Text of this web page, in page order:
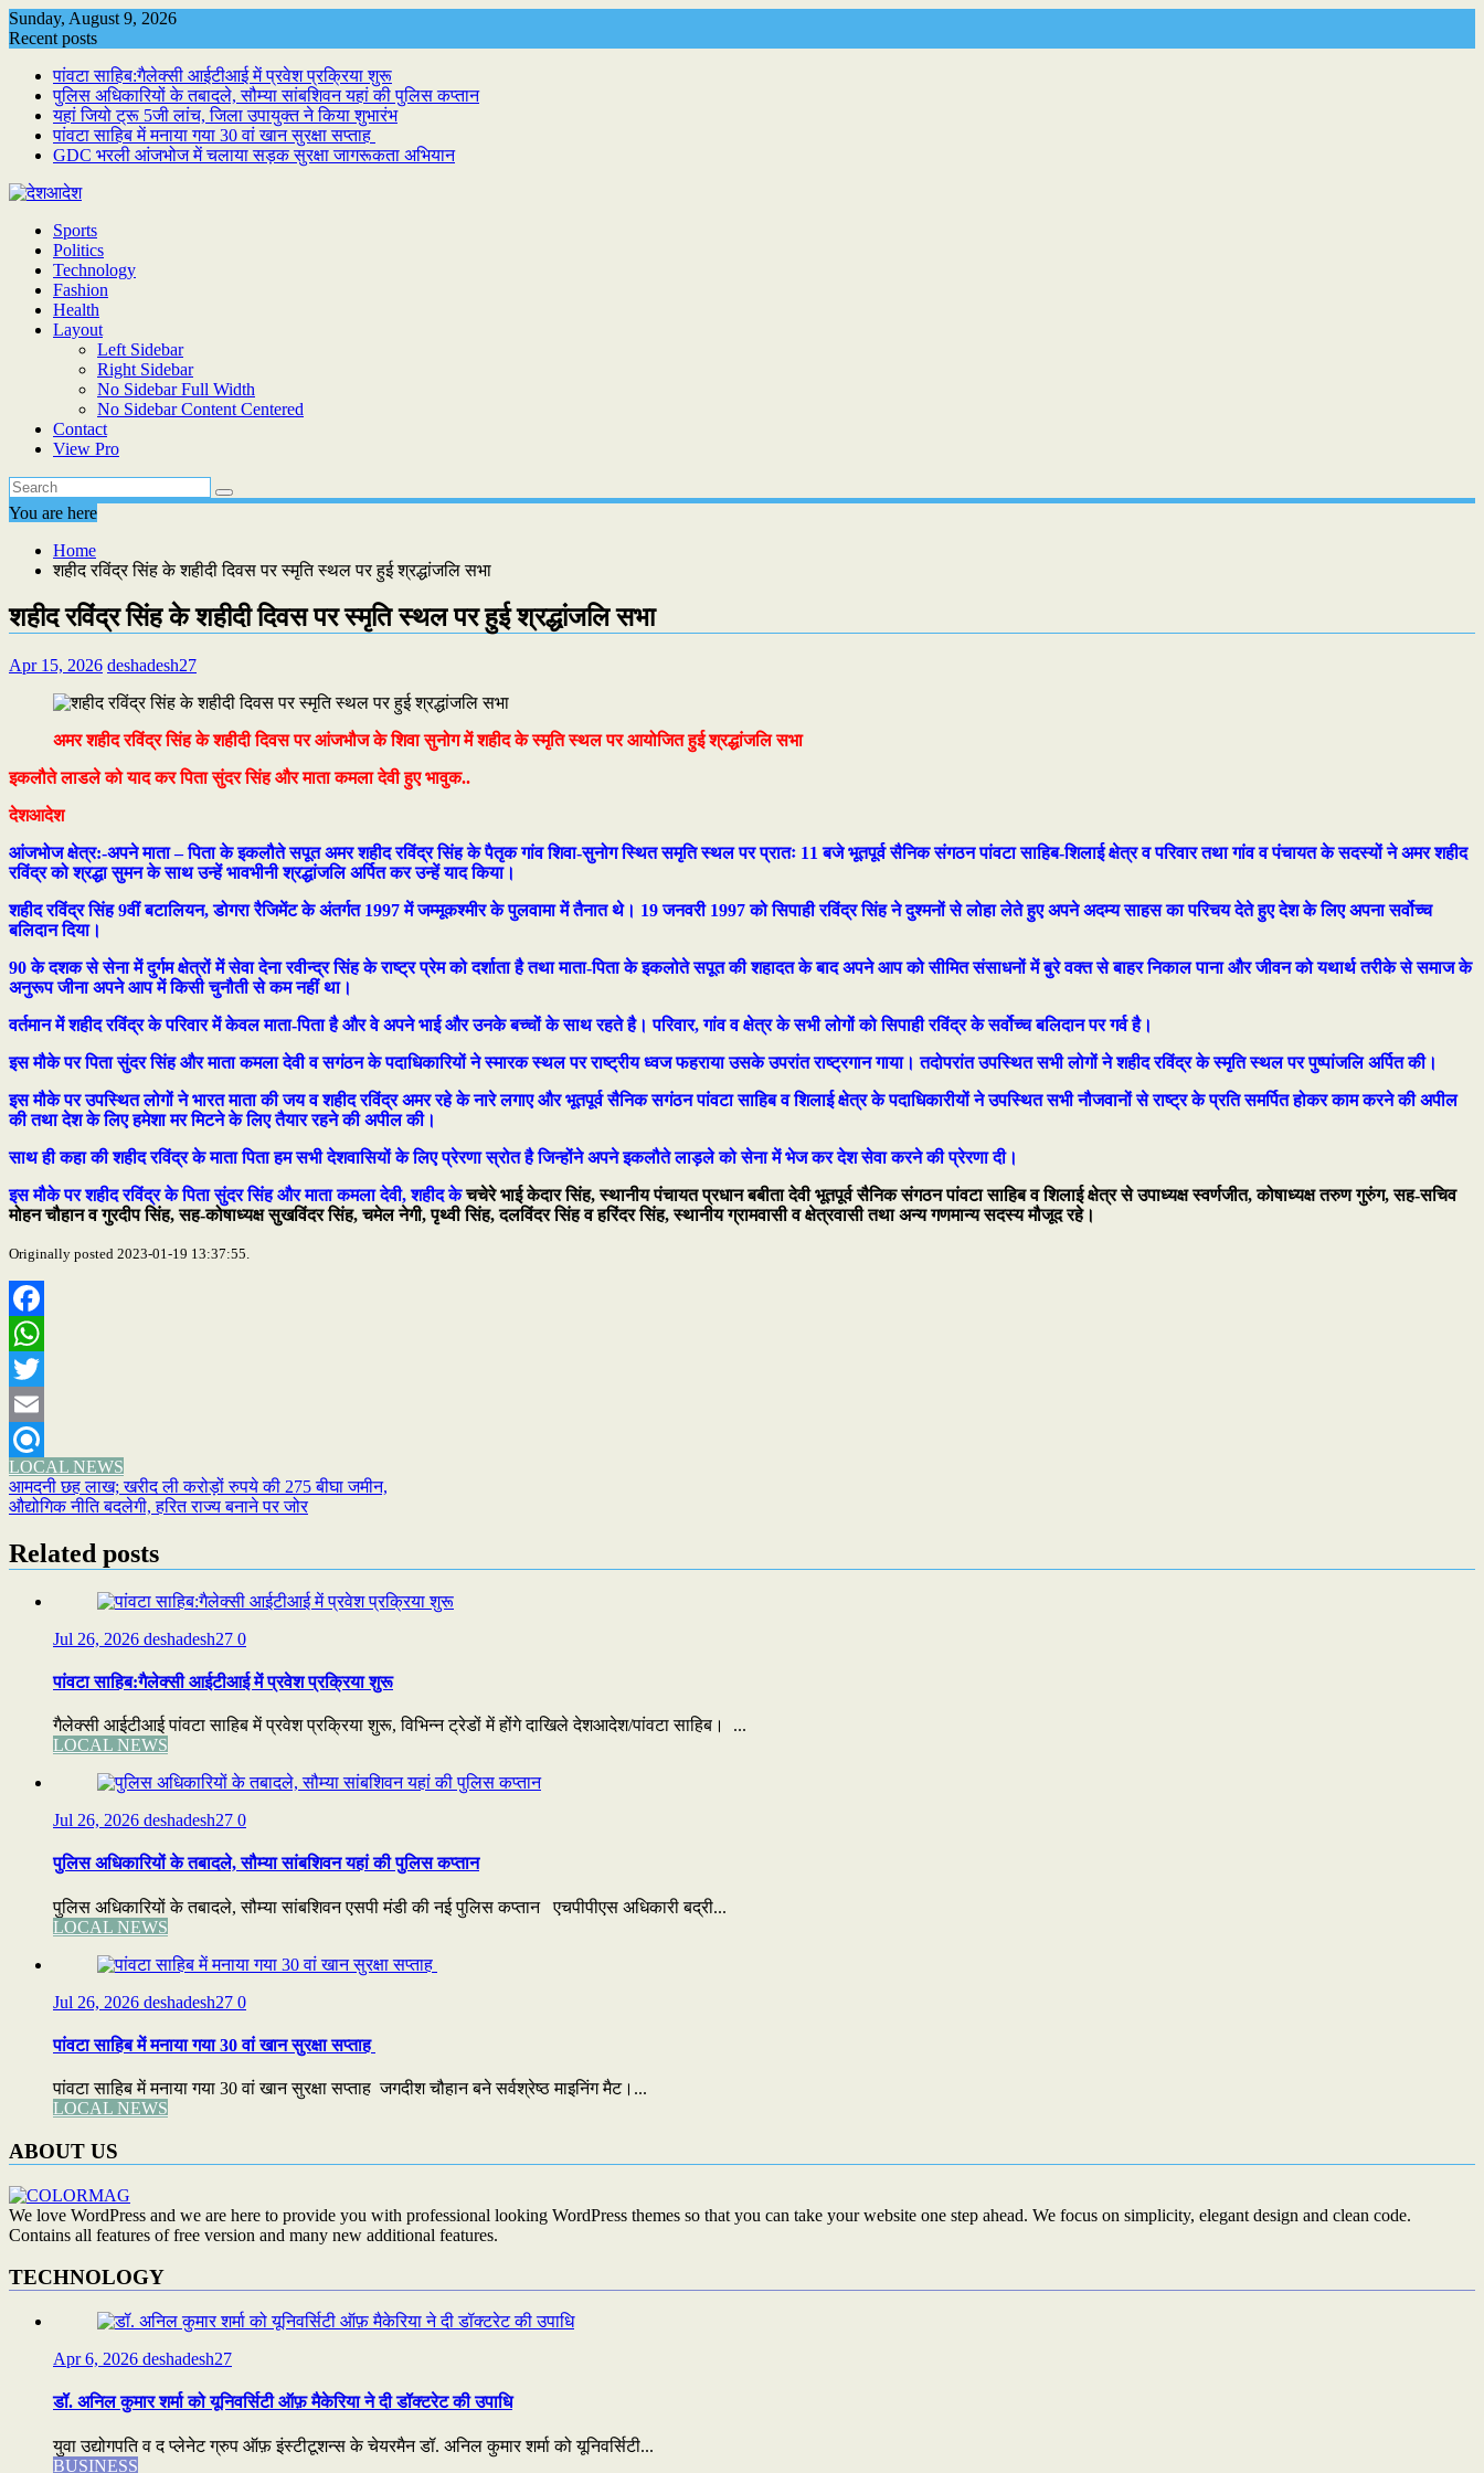
Skip
to
Sunday, August 9, 2026
Recent posts
पांवटा साहिब:गैलेक्सी आईटीआई में प्रवेश प्रक्रिया शुरू
पुलिस अधिकारियों के तबादले, सौम्या सांबशिवन यहां की पुलिस कप्तान
यहां जियो ट्रू 5जी लांच, जिला उपायुक्त ने किया शुभारंभ
पांवटा साहिब में मनाया गया 30 वां खान सुरक्षा सप्ताह
GDC भरली आंजभोज में चलाया सड़क सुरक्षा जागरूकता अभियान
Sports
Politics
Technology
Fashion
Health
Layout
Left Sidebar
Right Sidebar
No Sidebar Full Width
No Sidebar Content Centered
Contact
View Pro
You are here
Home
शहीद रविंद्र सिंह के शहीदी दिवस पर स्मृति स्थल पर हुई श्रद्धांजलि सभा
शहीद रविंद्र सिंह के शहीदी दिवस पर स्मृति स्थल पर हुई श्रद्धांजलि सभा
Apr 15, 2026 deshadesh27
अमर शहीद रविंद्र सिंह के शहीदी दिवस पर आंजभौज के शिवा सुनोग में शहीद के स्मृति स्थल पर आयोजित हुई श्रद्धांजलि सभा
इकलौते लाडले को याद कर पिता सुंदर सिंह और माता कमला देवी हुए भावुक..
देशआदेश
आंजभोज क्षेत्र:-अपने माता – पिता के इकलौते सपूत अमर शहीद रविंद्र सिंह के पैतृक गांव शिवा-सुनोग स्थित समृति स्थल पर प्रातः 11 बजे भूतपूर्व सैनिक संगठन पांवटा साहिब-शिलाई क्षेत्र व परिवार तथा गांव व पंचायत के सदस्यों ने अमर शहीद
रविंद्र को श्रद्धा सुमन के साथ उन्हें भावभीनी श्रद्धांजलि अर्पित कर उन्हें याद किया।
शहीद रविंद्र सिंह 9वीं बटालियन, डोगरा रैजिमेंट के अंतर्गत 1997 में जम्मूकश्मीर के पुलवामा में तैनात थे। 19 जनवरी 1997 को सिपाही रविंद्र सिंह ने दुश्मनों से लोहा लेते हुए अपने अदम्य साहस का परिचय देते हुए देश के लिए अपना सर्वोच्च
बलिदान दिया।
90 के दशक से सेना में दुर्गम क्षेत्रों में सेवा देना रवीन्द्र सिंह के राष्ट्र प्रेम को दर्शाता है तथा माता-पिता के इकलोते सपूत की शहादत के बाद अपने आप को सीमित संसाधनों में बुरे वक्त से बाहर निकाल पाना और जीवन को यथार्थ तरीके से समाज के
अनुरूप जीना अपने आप में किसी चुनौती से कम नहीं था।
वर्तमान में शहीद रविंद्र के परिवार में केवल माता-पिता है और वे अपने भाई और उनके बच्चों के साथ रहते है। परिवार, गांव व क्षेत्र के सभी लोगों को सिपाही रविंद्र के सर्वोच्च बलिदान पर गर्व है।
इस मौके पर पिता सुंदर सिंह और माता कमला देवी व सगंठन के पदाधिकारियों ने स्मारक स्थल पर राष्ट्रीय ध्वज फहराया उसके उपरांत राष्ट्रगान गाया। तदोपरांत उपस्थित सभी लोगों ने शहीद रविंद्र के स्मृति स्थल पर पुष्पांजलि अर्पित की।
इस मौके पर उपस्थित लोगों ने भारत माता की जय व शहीद रविंद्र अमर रहे के नारे लगाए और भूतपूर्व सैनिक सगंठन पांवटा साहिब व शिलाई क्षेत्र के पदाधिकारीयों ने उपस्थित सभी नौजवानों से राष्ट्र के प्रति समर्पित होकर काम करने की अपील
की तथा देश के लिए हमेशा मर मिटने के लिए तैयार रहने की अपील की।
साथ ही कहा की शहीद रविंद्र के माता पिता हम सभी देशवासियों के लिए प्रेरणा स्रोत है जिन्होंने अपने इकलौते लाड़ले को सेना में भेज कर देश सेवा करने की प्रेरणा दी।
इस मौके पर शहीद रविंद्र के पिता सुंदर सिंह और माता कमला देवी, शहीद के चचेरे भाई केदार सिंह, स्थानीय पंचायत प्रधान बबीता देवी भूतपूर्व सैनिक संगठन पांवटा साहिब व शिलाई क्षेत्र से उपाध्यक्ष स्वर्णजीत, कोषाध्यक्ष तरुण गुरुंग, सह-सचिव
मोहन चौहान व गुरदीप सिंह, सह-कोषाध्यक्ष सुखविंदर सिंह, चमेल नेगी, पृथ्वी सिंह, दलविंदर सिंह व हरिंदर सिंह, स्थानीय ग्रामवासी व क्षेत्रवासी तथा अन्य गणमान्य सदस्य मौजूद रहे।
Originally posted 2023-01-19 13:37:55.
Facebook
WhatsApp
Twitter
Email
Refind
LOCAL NEWS
Post
navigation
आमदनी छह लाख; खरीद ली करोड़ों रुपये की 275 बीघा जमीन,
औद्योगिक नीति बदलेगी, हरित राज्य बनाने पर जोर
Related posts
Jul 26, 2026 deshadesh27 0
पांवटा साहिब:गैलेक्सी आईटीआई में प्रवेश प्रक्रिया शुरू
गैलेक्सी आईटीआई पांवटा साहिब में प्रवेश प्रक्रिया शुरू, विभिन्न ट्रेडों में होंगे दाखिले देशआदेश/पांवटा साहिब। ...
LOCAL NEWS
Jul 26, 2026 deshadesh27 0
पुलिस अधिकारियों के तबादले, सौम्या सांबशिवन यहां की पुलिस कप्तान
पुलिस अधिकारियों के तबादले, सौम्या सांबशिवन एसपी मंडी की नई पुलिस कप्तान एचपीपीएस अधिकारी बद्री...
LOCAL NEWS
Jul 26, 2026 deshadesh27 0
पांवटा साहिब में मनाया गया 30 वां खान सुरक्षा सप्ताह
पांवटा साहिब में मनाया गया 30 वां खान सुरक्षा सप्ताह जगदीश चौहान बने सर्वश्रेष्ठ माइनिंग मैट।...
LOCAL NEWS
ABOUT US
We love WordPress and we are here to provide you with professional looking WordPress themes so that you can take your website one step ahead. We focus on simplicity, elegant design and clean code.
Contains all features of free version and many new additional features.
TECHNOLOGY
Apr 6, 2026 deshadesh27
डॉ. अनिल कुमार शर्मा को यूनिवर्सिटी ऑफ़ मैकेरिया ने दी डॉक्टरेट की उपाधि
युवा उद्योगपति व द प्लेनेट ग्रुप ऑफ़ इंस्टीटूशन्स के चेयरमैन डॉ. अनिल कुमार शर्मा को यूनिवर्सिटी...
BUSINESS